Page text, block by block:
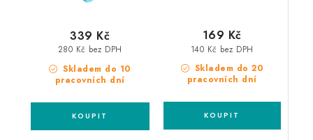
Skladem do 10
pracovních dní
280 Kč bez DPH
339 Kč
Skladem do 20
pracovních dní
140 Kč bez DPH
169 Kč